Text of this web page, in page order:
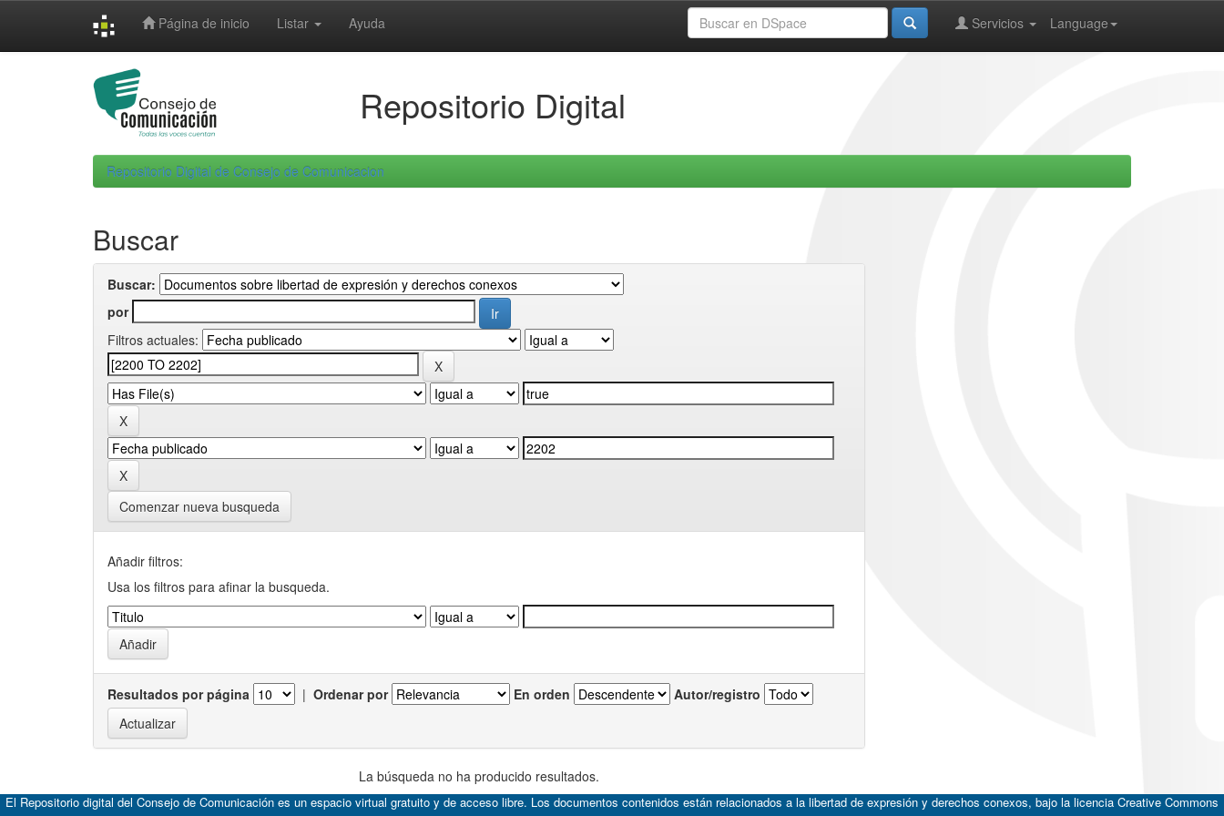
Página de inicio Listar Ayuda Language
Servicios
Repositorio Digital
Repositorio Digital de Consejo de Comunicacion
Buscar
Buscar:
por
Filtros actuales:
Comenzar nueva busqueda
Añadir filtros:
Usa los filtros para afinar la busqueda.
Resultados por página | Ordenar por En orden Autor/registro
La búsqueda no ha producido resultados.
El Repositorio digital del Consejo de Comunicación es un espacio virtual gratuito y de acceso libre. Los documentos contenidos están relacionados a la libertad de expresión y derechos conexos, bajo la licencia Creative Commons